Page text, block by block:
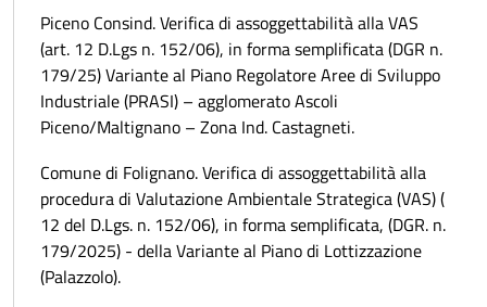
Piceno Consind. Verifica di assoggettabilità alla VAS
(art. 12 D.Lgs n. 152/06), in forma semplificata (DGR n.
179/25) Variante al Piano Regolatore Aree di Sviluppo
Industriale (PRASI) – agglomerato Ascoli
Piceno/Maltignano – Zona Ind. Castagneti.
Comune di Folignano. Verifica di assoggettabilità alla
procedura di Valutazione Ambientale Strategica (VAS) (
12 del D.Lgs. n. 152/06), in forma semplificata, (DGR. n.
179/2025) - della Variante al Piano di Lottizzazione
(Palazzolo).